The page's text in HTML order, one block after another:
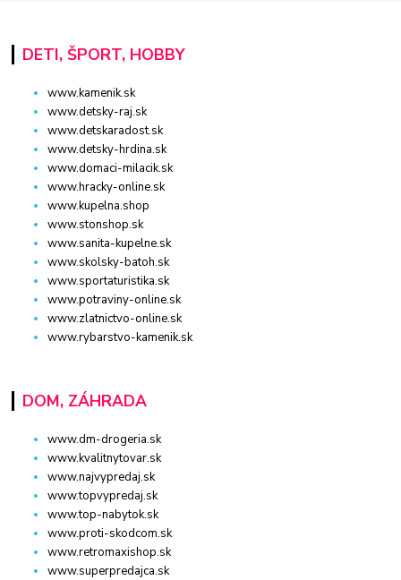
DETI, ŠPORT, HOBBY
www.kamenik.sk
www.detsky-raj.sk
www.detskaradost.sk
www.detsky-hrdina.sk
www.domaci-milacik.sk
www.hracky-online.sk
www.kupelna.shop
www.stonshop.sk
www.sanita-kupelne.sk
www.skolsky-batoh.sk
www.sportaturistika.sk
www.potraviny-online.sk
www.zlatnictvo-online.sk
www.rybarstvo-kamenik.sk
DOM, ZÁHRADA
www.dm-drogeria.sk
www.kvalitnytovar.sk
www.najvypredaj.sk
www.topvypredaj.sk
www.top-nabytok.sk
www.proti-skodcom.sk
www.retromaxishop.sk
www.superpredajca.sk